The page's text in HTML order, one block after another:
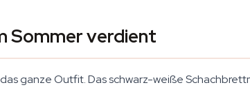
Sommer verdient
ganze Outfit. Das schwarz-weiße